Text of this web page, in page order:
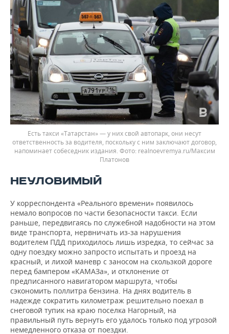
Есть такси «Татарстан» — у них свой автопарк, они несут
ответственность за водителя, поскольку с ним заключают договор,
напоминает собеседник издания.
realnoevremya.ru/Максим
Платонов
НЕУЛОВИМЫЙ
У корреспондента «Реального времени» появилось
немало вопросов по части безопасности такси. Если
раньше, передвигаясь по служебной надобности на этом
виде транспорта, нервничать из-за нарушения
водителем ПДД приходилось лишь изредка, то сейчас за
одну поездку можно запросто испытать и проезд на
красный, и лихой маневр с заносом на скользкой дороге
перед бампером «КАМАЗа», и отклонение от
предписанного навигатором маршрута, чтобы
сэкономить поллитра бензина. На днях водитель в
надежде сократить километраж решительно поехал в
снеговой тупик на краю поселка Нагорный, на
правильный путь вернуть его удалось только под угрозой
немедленного отказа от поездки.